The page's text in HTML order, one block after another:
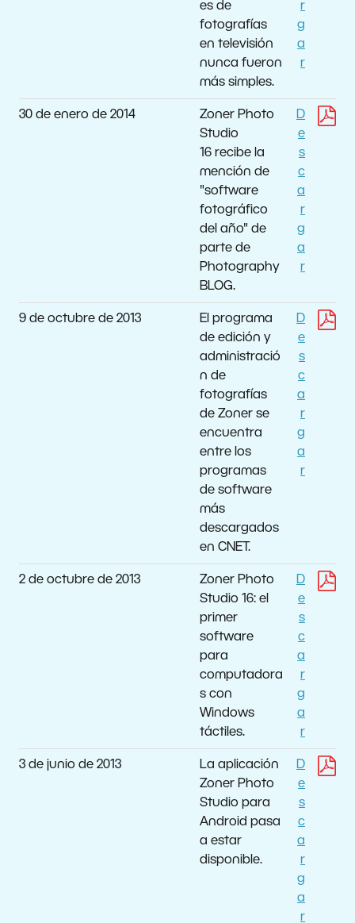
es de
fotografías
en televisión
nunca fueron
más simples.
r
g
a
r
30 de enero de 2014
Zoner Photo
Studio
16 recibe la
mención de
"software
fotográfico
del año" de
parte de
Photography
BLOG.
D
e
s
c
a
r
g
a
r
9 de octubre de 2013
El programa
de edición y
administració
n de
fotografías
de Zoner se
encuentra
entre los
programas
de software
más
descargados
en CNET.
D
e
s
c
a
r
g
a
r
2 de octubre de 2013
Zoner Photo
Studio 16: el
primer
software
para
computadora
s con
Windows
táctiles.
D
e
s
c
a
r
g
a
r
3 de junio de 2013
La aplicación
Zoner Photo
Studio para
Android pasa
a estar
disponible.
D
e
s
c
a
r
g
a
r